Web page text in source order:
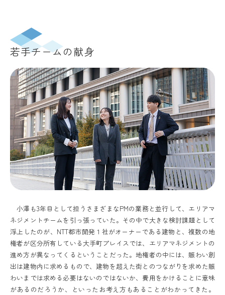
若手チームの献身
小澤も3年目として担うさまざまなPMの業務と並行して、エリアマ
ネジメントチームを引っ張っていた。その中で大きな検討課題として
浮上したのが、NTT都市開発１社がオーナーである建物と、複数の地
権者が区分所有している大手町プレイスでは、エリアマネジメントの
進め方が異なってくるということだった。地権者の中には、賑わい創
出は建物内に求めるもので、建物を超えた街とのつながりを求めた賑
わいまでは求める必要はないのではないか、費用をかけることに意味
があるのだろうか、といったお考え方もあることがわかってきた。